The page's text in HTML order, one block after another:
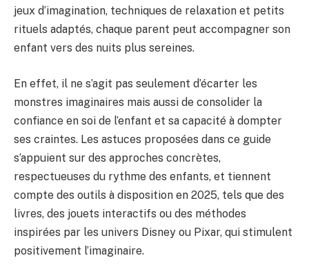
jeux d’imagination, techniques de relaxation et petits
rituels adaptés, chaque parent peut accompagner son
enfant vers des nuits plus sereines.
En effet, il ne s’agit pas seulement d’écarter les
monstres imaginaires mais aussi de consolider la
confiance en soi de l’enfant et sa capacité à dompter
ses craintes. Les astuces proposées dans ce guide
s’appuient sur des approches concrètes,
respectueuses du rythme des enfants, et tiennent
compte des outils à disposition en 2025, tels que des
livres, des jouets interactifs ou des méthodes
inspirées par les univers Disney ou Pixar, qui stimulent
positivement l’imaginaire.